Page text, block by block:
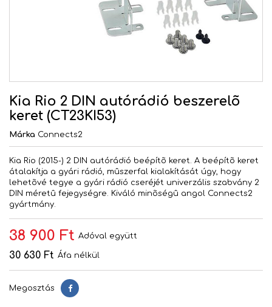
Kia Rio 2 DIN autórádió beszerelõ
keret (CT23KI53)
Márka Connects2
Kia Rio (2015-) 2 DIN autórádió beépítõ keret. A beépítõ keret
átalakítja a gyári rádió, mûszerfal kialakítását úgy, hogy
lehetõvé tegye a gyári rádió cseréjét univerzális szabvány 2
DIN méretû fejegységre. Kiváló minõségû angol Connects2
gyártmány.
38 900 Ft Adóval együtt
30 630 Ft Áfa nélkül
Megosztás Megosztás